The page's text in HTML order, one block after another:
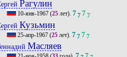
Рагулин
10-янв-1967(25лет). 7 7 7 7
Кузьмин
25-апр-1967(25лет). 7 7 7 7
Масляев